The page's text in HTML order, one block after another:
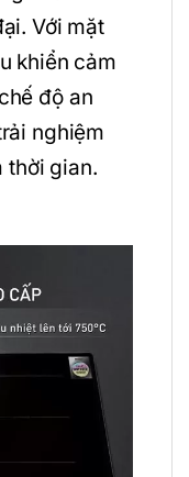
Với mặt
khiển cảm
độ an
nghiệm
thời gian.